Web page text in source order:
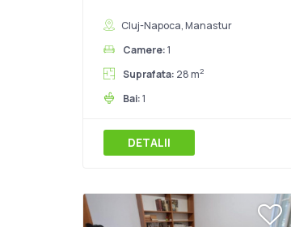
Cluj-Napoca, Manastur
Camere:1
Suprafata: 28 m2
Bai:1
DETALII